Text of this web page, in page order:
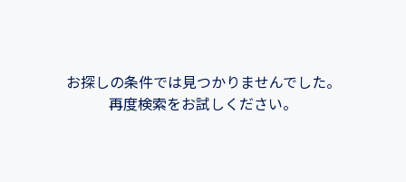
お探しの条件では見つかりませんでした。
再度検索をお試しください。